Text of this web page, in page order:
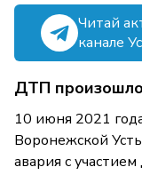
Читай
канале
ДТП
10 июня 2021
Воронежской
авария с